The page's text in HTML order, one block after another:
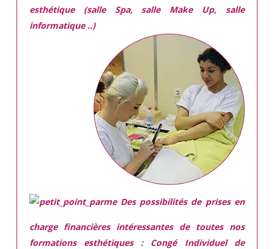
esthétique (salle Spa, salle Make Up, salle
informatique ..)
Des possibilités de prises en
charge financières intéressantes de toutes nos
formations esthétiques :Congé Individuel de